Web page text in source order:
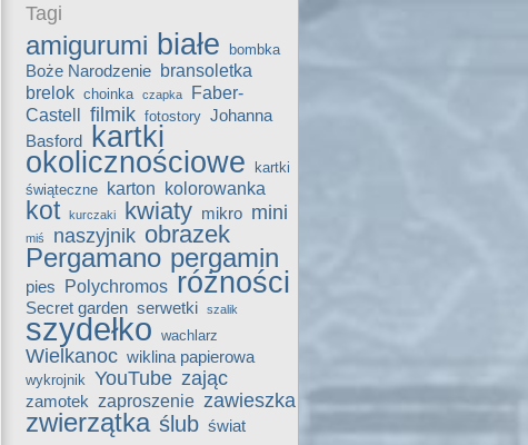
Tagi
amigurumi białe bombka
Boże Narodzenie bransoletka
brelok choinka czapka
Faber-
Castell filmik fotostory Johanna
Basford
kartki
okolicznościowe
kartki
świąteczne
karton kolorowanka
kot kurczaki kwiaty mikro mini
miś naszyjnik obrazek
Pergamano pergamin
pies Polychromos różności
Secret garden serwetki szalik
szydełko wachlarz
Wielkanoc wiklina papierowa
wykrojnik YouTube zając
zamotek zaproszenie zawieszka
zwierzątka ślub świat